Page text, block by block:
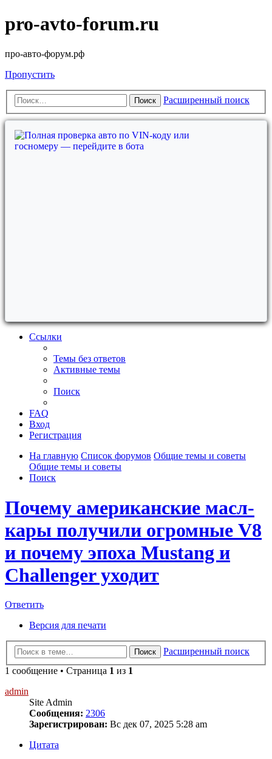
pro-avto-forum.ru
про-авто-форум.рф
Пропустить
Поиск Расширенный поиск
Ссылки
Темы без ответов
Активные темы
Поиск
FAQ
Вход
Регистрация
На главную Список форумов Общие темы и советы
Общие темы и советы
Поиск
Почему американские масл-
кары получили огромные V8
и почему эпоха Mustang и
Challenger уходит
Ответить
Версия для печати
Поиск
Расширенный поиск
1 сообщение • Страница 1 из 1
admin
Site Admin
Сообщения: 2306
Зарегистрирован: Вс дек 07, 2025 5:28 am
Цитата